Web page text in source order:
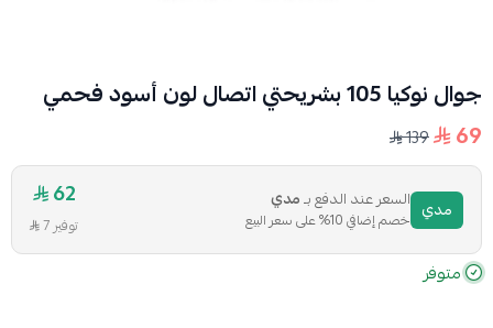
جوال نوكيا 105 بشريحتي اتصال لون أسود فحمي
69
139
مدي السعر عند الدفع بـمدي
خصم إضافي 10% على سعر البيع
62
توفير 7
متوفر